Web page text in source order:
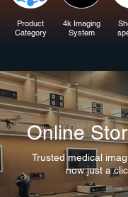
Product
Category
4k Imaging
System
Online
Trusted medical
now just a